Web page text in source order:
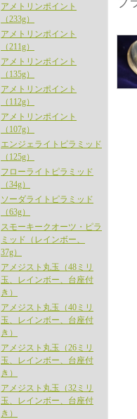
アメトリンポイント
（233g）
アメトリンポイント
（211g）
アメトリンポイント
（135g）
アメトリンポイント
（112g）
アメトリンポイント
（107g）
エンジェライトピラミッド
（125g）
フローライトピラミッド
（34g）
ソーダライトピラミッド
（63g）
スモーキークオーツ・ピラ
ミッド（レインボー、
37g）
アメジスト丸玉（48ミリ
玉、レインボー、台座付
き）
アメジスト丸玉（40ミリ
玉、レインボー、台座付
き）
アメジスト丸玉（26ミリ
玉、レインボー、台座付
き）
アメジスト丸玉（32ミリ
玉、レインボー、台座付
き）